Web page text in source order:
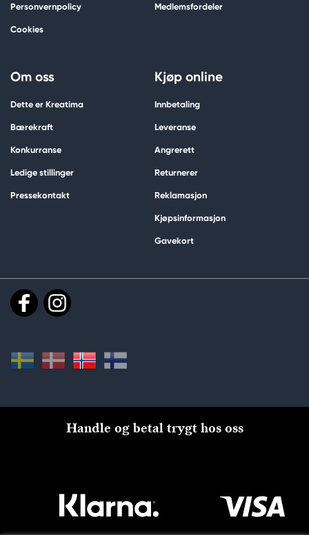
Personvernpolicy
Cookies
Medlemsfordeler
Om oss
Dette er Kreatima
Bærekraft
Konkurranse
Ledige stillinger
Pressekontakt
Kjøp online
Innbetaling
Leveranse
Angrerett
Returnerer
Reklamasjon
Kjøpsinformasjon
Gavekort
Handle og betal trygt hos oss